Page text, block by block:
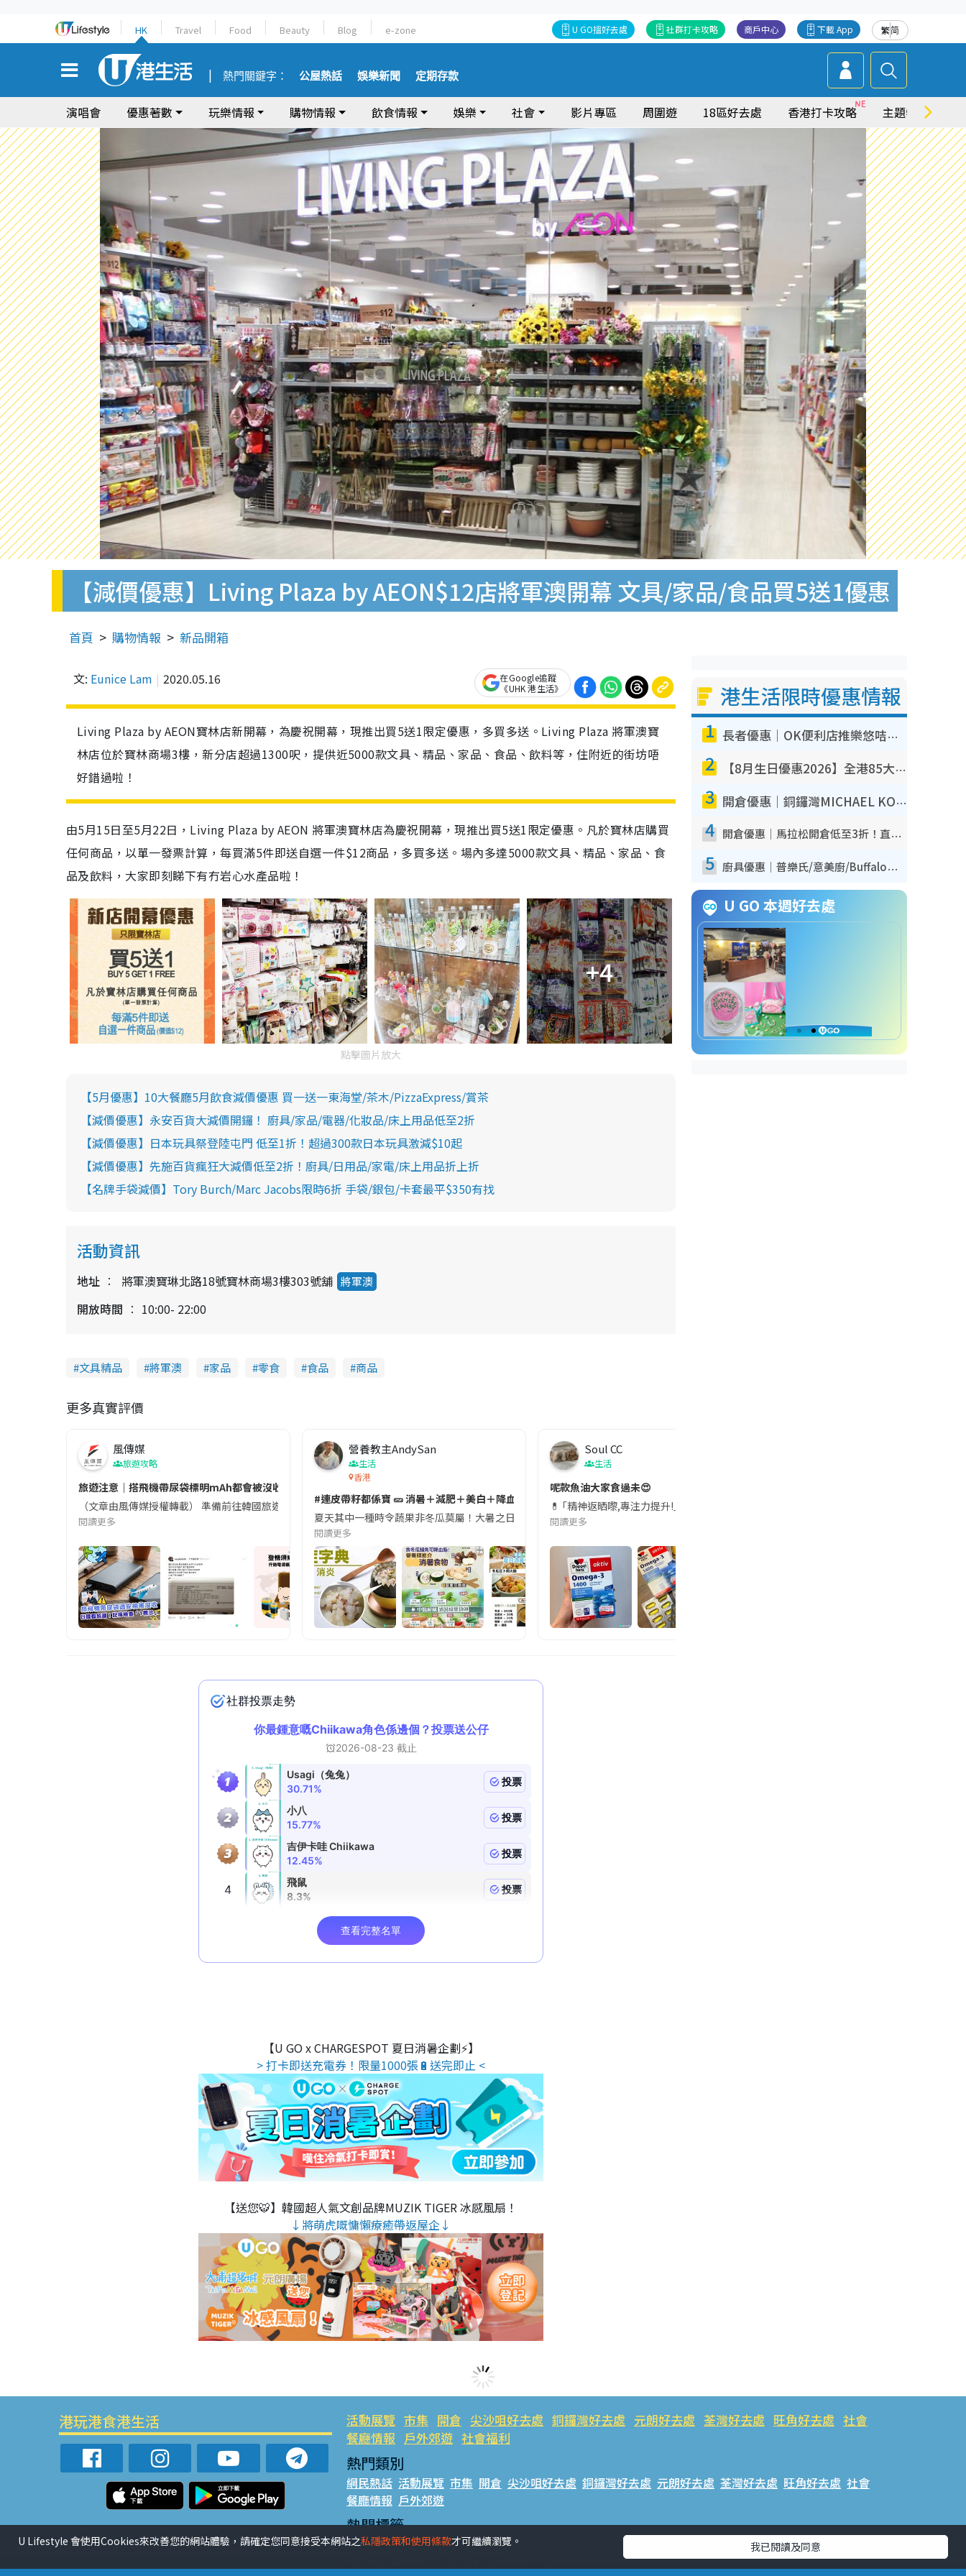
HK Travel Food Beauty Blog e-zone 繁简
下載 App
商戶中心
社群打卡攻略
U GO搵好去處
熱門關鍵字： 公屋熱話 娛樂新聞 定期存款
演唱會 優惠著數 玩樂情報 購物情報 飲食情報 娛樂 社會 影片專區 周圍遊 18區好去處 香港打卡攻略 主題特集
【減價優惠】Living Plaza by AEON$12店將軍澳開幕 文具/家品/食品買5送1優惠
首頁 購物情報 新品開箱
文: Eunice Lam 2020.05.16
在Google追蹤
《UHK 港生活》
Living Plaza by AEON寶林店新開幕，為慶祝開幕，現推出買5送1限定優惠，多買多送。Living Plaza 將軍澳寶
林店位於寶林商場3樓，新分店超過1300呎，提供近5000款文具、精品、家品、食品、飲料等，住附近的街坊唔
好錯過啦！
由5月15日至5月22日， Living Plaza by AEON 將軍澳寶林店為慶祝開幕，現推出買5送1 限定優惠。凡於寶林店購買
任何商品，以單一發票計算，每買滿5件即送自選一件$12商品，多買多送 。場內多達5000款文具 、精品、家品、食
品及飲料，大家即刻睇下有冇岩心水產品啦！
+4
點擊圖片放大
【5月優惠】10大餐廳5月飲食減價優惠 買一送一東海堂/茶木/PizzaExpress/賞茶
【減價優惠】永安百貨大減價開鑼！ 廚具/家品/電器/化妝品/床上用品低至2折
【減價優惠】日本玩具祭登陸屯門 低至1折！超過300款日本玩具激減$10起
【減價優惠】先施百貨瘋狂大減價低至2折！廚具/日用品/家電/床上用品折上折
【名牌手袋減價】Tory Burch/Marc Jacobs限時6折 手袋/銀包/卡套最平$350有找
活動資訊
地址 將軍澳寶琳北路18號寶林商場3樓303號舖 將軍澳
開放時間 10:00- 22:00
文具精品 將軍澳 家品 零食 食品 商品
更多真實評價
風傳媒
旅遊攻略
旅遊注意｜搭飛機帶尿袋標明mAh都會被沒收😱出發前切記檢查「1標示」🚨
（文章由風傳媒授權轉載） 準備前往韓國旅遊的民眾，近期要特別留意隨身行李中的行動電源。一名旅客日前在機場安檢時，明明攜帶的行動電源機身已標示「10000mAh」，卻仍被要求當場
閱讀更多
營養教主AndySan
生活
香港
#連皮帶籽都係寶 🥒 消暑＋減肥＋美白＋降血脂
夏天其中一種時令蔬果非冬瓜莫屬！大暑之日，點都要飲碗冬瓜湯消暑解渴！除了解暑，冬瓜仲有好多鮮為人知嘅好處：減肥、消水腫、降血
閱讀更多
Soul CC
生活
呢款魚油大家食過未😍
💊 ｢精神返晒嚟,專注力提升!｣ 長時間對住電腦､剪片寫稿,成日覺得眼睛乾澀､腦袋好似｢斷
閱讀更多
【U GO x CHARGESPOT 夏日消暑企劃⚡】
> 打卡即送充電券！限量1000張🔋送完即止 <
【送您🐯】韓國超人氣文創品牌MUZIK TIGER 冰感風扇！
↓將萌虎嘅慵懶療癒帶返屋企↓
港生活限時優惠情報
1 長者優惠｜OK便利店推樂悠咭優惠！買麵包/牛奶/保健品拍卡即減
2 【8月生日優惠2026】全港85大食買玩著數攻略 自助餐/火鍋放題同行免費＋誠品/DONKI送現金券
3 開倉優惠｜銅鑼灣MICHAEL KORS開倉低至17折！直擊$500起買手袋/銀包/鞋款 必買經典Jet Set系列
4 開倉優惠｜馬拉松開倉低至3折！直擊$99起買adidas／New Balance／Puma鞋款 STANLEY保溫杯劈價至$119起
5 廚具優惠｜普樂氏/意美廚/Buffalo廚具低至3折！$89起買煎鍋／炒鑊／個人鍋 同場小家電激減至$99起
U GO 本週好去處
港玩港食港生活 活動展覽 市集 開倉 尖沙咀好去處 銅鑼灣好去處 元朗好去處 荃灣好去處 旺角好去處 社會
餐廳情報 戶外郊遊 社會福利
熱門類別
網民熱話 活動展覽 市集 開倉 尖沙咀好去處 銅鑼灣好去處 元朗好去處 荃灣好去處 旺角好去處 社會
餐廳情報 戶外郊遊
熱門標籤
#UGO搵好去處 #人氣活動推介 #美食社群熱話 #ULifestyle應用程式 #限時搶
#網絡熱話
U Lifestyle 會使用Cookies來改善您的網站體驗，請確定您同意接受本網站之私隱政策和使用條款才可繼續瀏覽。 我已閱讀及同意